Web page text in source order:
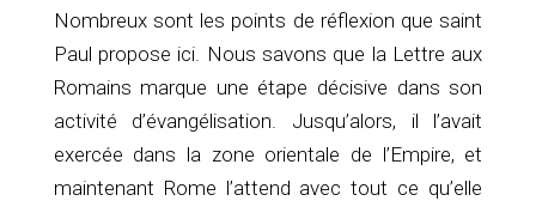
Nombreux sont les points de réflexion que saint
Paul propose ici. Nous savons que la Lettre aux
Romains marque une étape décisive dans son
activité d’évangélisation. Jusqu’alors, il l’avait
exercée dans la zone orientale de l’Empire, et
maintenant Rome l’attend avec tout ce qu’elle